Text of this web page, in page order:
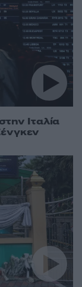
Ιταλία